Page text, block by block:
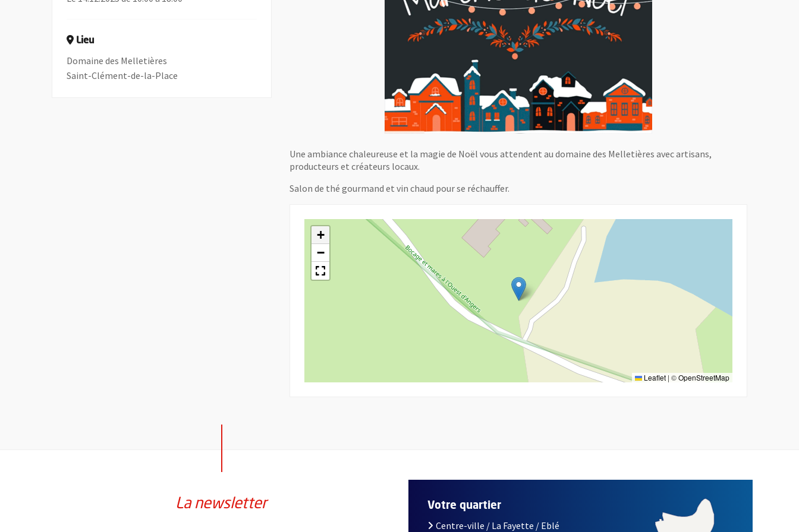
Une ambiance chaleureuse et la magie de Noël vous attendent au domaine des Melletières avec artisans,
producteurs et créateurs locaux.
Salon de thé gourmand et vin chaud pour se réchauffer.
+
−
Leaflet | ©OpenStreetMap
Lieu
Domaine des Melletières
Saint-Clément-de-la-Place
La newsletter Votre quartier
Centre-ville / La Fayette / Eblé